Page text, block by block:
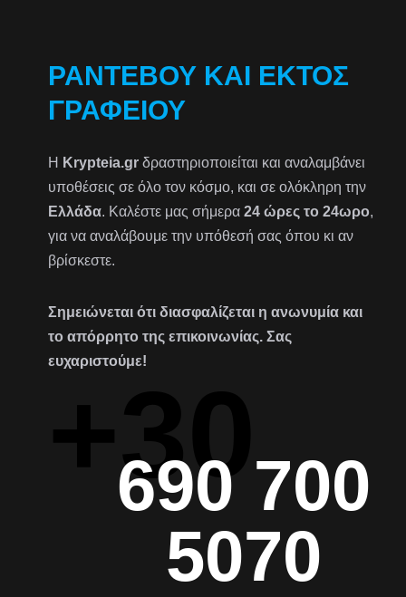
ΡΑΝΤΕΒΟΎ ΚΑΙ ΕΚΤΌΣ
ΓΡΑΦΕΊΟΥ
Η Krypteia.gr δραστηριοποιείται και αναλαμβάνει
υποθέσεις σε όλο τον κόσμο, και σε ολόκληρη την
Ελλάδα. Καλέστε μας σήμερα24 ώρες το 24ωρο,
για να αναλάβουμε την υπόθεσή σας όπου κι αν
βρίσκεστε.
Σημειώνεται ότι διασφαλίζεται η ανωνυμία και
το απόρρητο της επικοινωνίας. Σας
ευχαριστούμε!
+30
690 700
5070